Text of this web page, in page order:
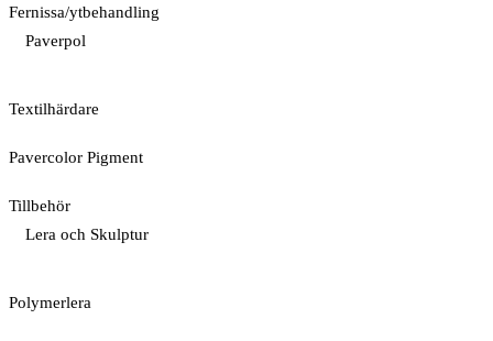
Fernissa/ytbehandling
Paverpol
Textilhärdare
Pavercolor Pigment
Tillbehör
Lera och Skulptur
Polymerlera